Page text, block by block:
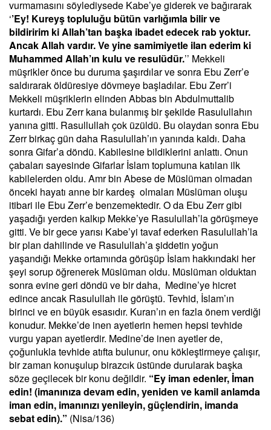
vurmamasını söylediysede Kabe’ye giderek ve bağırarak
‘’Ey! Kureyş topluluğu bütün varlığımla bilir ve
bildiririm ki Allah’tan başka ibadet edecek rab yoktur.
Ancak Allah vardır. Ve yine samimiyetle ilan ederim ki
Muhammed Allah’ın kulu ve resulüdür.’’ Mekkeli
müşrikler önce bu duruma şaşırdılar ve sonra Ebu Zerr’e
saldırarak öldüresiye dövmeye başladılar. Ebu Zerr’i
Mekkeli müşriklerin elinden Abbas bin Abdulmuttalib
kurtardı. Ebu Zerr kana bulanmış bir şekilde Rasulullahın
yanına gitti. Rasullullah çok üzüldü. Bu olaydan sonra Ebu
Zerr birkaç gün daha Rasulullah’ın yanında kaldı. Daha
sonra Gifar’a döndü. Kabilesine bildiklerini anlattı. Onun
çabaları sayesinde Gifarlar İslam toplumuna katılan ilk
kabilelerden oldu. Amr bin Abese de Müslüman olmadan
önceki hayatı anne bir kardeş olmaları Müslüman oluşu
itibari ile Ebu Zerr’e benzemektedir. O da Ebu Zerr gibi
yaşadığı yerden kalkıp Mekke’ye Rasulullah’la görüşmeye
gitti. Ve bir gece yarısı Kabe’yi tavaf ederken Rasulullah’la
bir plan dahilinde ve Rasulullah’a şiddetin yoğun
yaşandığı Mekke ortamında görüşüp İslam hakkındaki her
şeyi sorup öğrenerek Müslüman oldu. Müslüman olduktan
sonra evine geri döndü ve bir daha, Medine’ye hicret
edince ancak Rasulullah ile görüştü. Tevhid, İslam’ın
birinci ve en büyük esasıdır. Kuran’ın en fazla önem verdiği
konudur. Mekke’de inen ayetlerin hemen hepsi tevhide
vurgu yapan ayetlerdir. Medine’de inen ayetler de,
çoğunlukla tevhide atıfta bulunur, onu kökleştirmeye çalışır,
bir zaman konuşulup birazcık üstünde durularak başka
söze geçilecek bir konu değildir. “Ey iman edenler, İman
edin! (imanınıza devam edin, yeniden ve kamil anlamda
iman edin, imanınızı yenileyin, güçlendirin, imanda
sebat edin).” (Nisa/136)